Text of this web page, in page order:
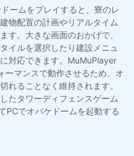
ームをプレイすると、寮のレ
物配置の計画やリアルタイム
す。大きな画面のおかげで、
イルを選択したり建設メニュ
対応できます。MuMuPlayer
ーマンスで動作させるため、オ
れることなく維持されます。
たタワーディフェンスゲーム
PCでオバケドームを起動する